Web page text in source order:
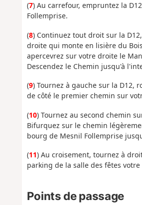
(7) Au carrefour, empruntez la
Follemprise.
(8) Continuez tout droit sur la
droite qui monte en lisière du
apercevrez sur votre droite le
Descendez le Chemin jusqu'à
(9) Tournez à gauche sur la D12,
de côté le premier chemin sur
(10) Tournez au second chemin
Bifurquez sur le chemin
bourg de Mesnil Follemprise
(11) Au croisement, tournez à
parking de la salle des fêtes
Points de passage